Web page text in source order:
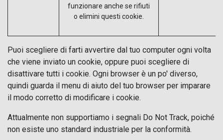
funzionare anche se rifiuti
o elimini questi cookie.
Puoi scegliere di farti avvertire dal tuo computer ogni volta
che viene inviato un cookie, oppure puoi scegliere di
disattivare tutti i cookie. Ogni browser è un po' diverso,
quindi guarda il menu di aiuto del tuo browser per imparare
il modo corretto di modificare i cookie.
Attualmente non supportiamo i segnali Do Not Track, poiché
non esiste uno standard industriale per la conformità.